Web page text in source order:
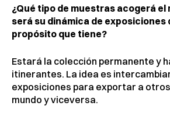
¿Qué tipo de muestras acogerá el
será su dinámica de exposiciones
propósito que tiene?
Estará la colección permanente y
itinerantes. La idea es
exposiciones para exportar a
mundo y viceversa.